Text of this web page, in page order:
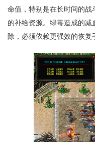
命值，特别是在长时间的
的补给资源。绿毒造成的
除，必须依赖更强效的恢复